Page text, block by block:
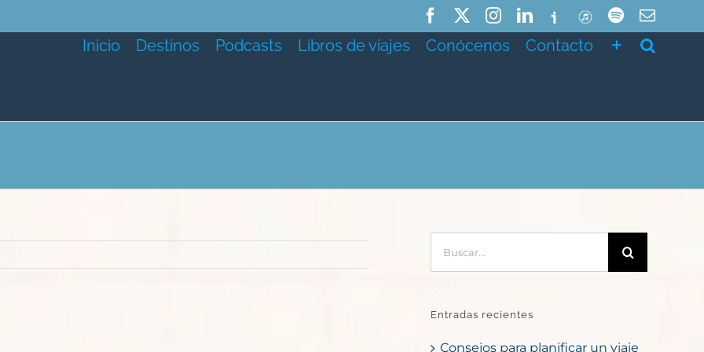
FacebookInstagramLinkedIn
IvooxITunesSpotifyCorreo
Inicio Destinos Podcasts Libros de viajes Conócenos Contacto
Entradas recientes
Consejos para planificar un viaje